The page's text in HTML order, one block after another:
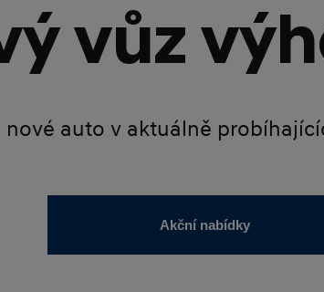
vůz
nové auto v aktuálně
Akční nabídky